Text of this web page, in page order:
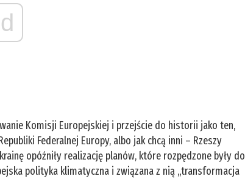
Komisji Europejskiej i przejście do historii jako ten,
Federalnej Europy, albo jak chcą inni – Rzeszy
opóźniły realizację planów, które rozpędzone były do
polityka klimatyczna i związana z nią „transformacja